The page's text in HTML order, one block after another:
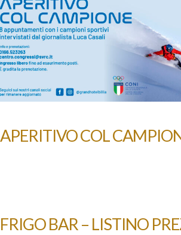
APERITIVO COL
FRIGO BAR – LISTINO